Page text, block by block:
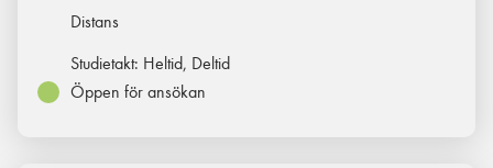
Distans
Studietakt: Heltid, Deltid
Öppen för ansökan